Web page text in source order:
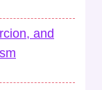
and